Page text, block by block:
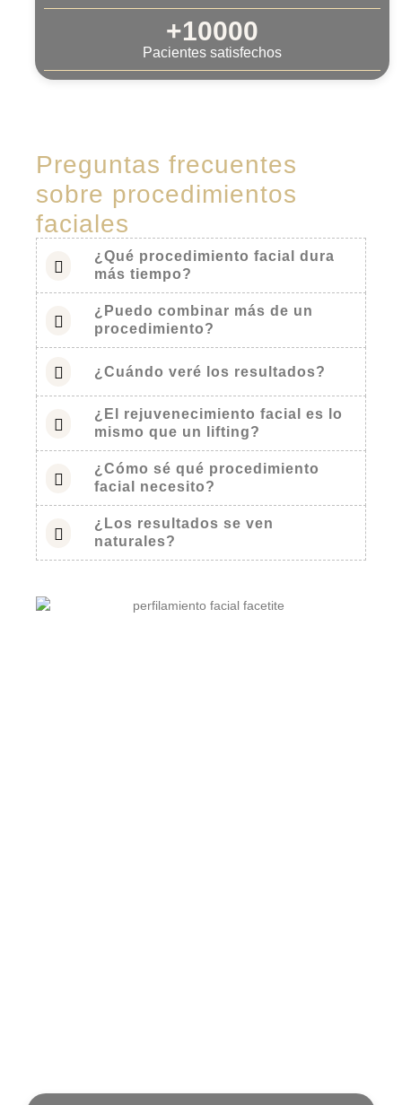
Pacientes satisfechos
+10000
Preguntas frecuentes
sobre procedimientos
faciales
¿Qué procedimiento facial dura
más tiempo?
¿Puedo combinar más de un
procedimiento?
¿Cuándo veré los resultados?
¿El rejuvenecimiento facial es lo
mismo que un lifting?
¿Cómo sé qué procedimiento
facial necesito?
¿Los resultados se ven
naturales?